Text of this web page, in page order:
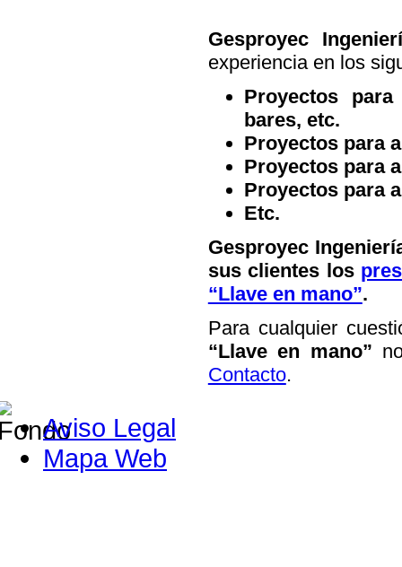
Gesproyec
experiencia en los
Proyectos
bares, etc.
Proyectos para
Proyectos para
Proyectos para
Etc.
Gesproyec
sus clientes los
“Llave en mano”.
Para cualquier
“Llave en mano”
Contacto.
Aviso Legal
Mapa Web